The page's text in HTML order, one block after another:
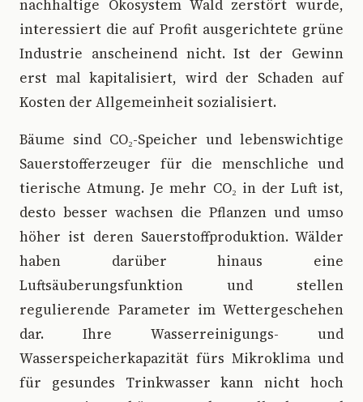
nachhaltige Ökosystem Wald zerstört wurde,
interessiert die auf Profit ausgerichtete grüne
Industrie anscheinend nicht. Ist der Gewinn
erst mal kapitalisiert, wird der Schaden auf
Kosten der Allgemeinheit sozialisiert.
Bäume sind CO₂-Speicher und lebenswichtige
Sauerstofferzeuger für die menschliche und
tierische Atmung. Je mehr CO₂ in der Luft ist,
desto besser wachsen die Pflanzen und umso
höher ist deren Sauerstoffproduktion. Wälder
haben darüber hinaus eine
Luftsäuberungsfunktion und stellen
regulierende Parameter im Wettergeschehen
dar. Ihre Wasserreinigungs- und
Wasserspeicherkapazität fürs Mikroklima und
für gesundes Trinkwasser kann nicht hoch